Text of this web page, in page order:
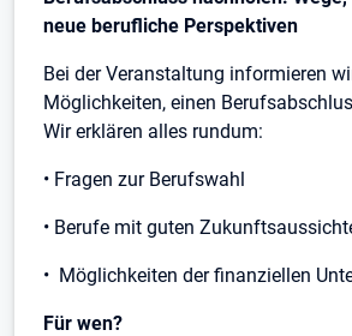
neue berufliche Perspektiven
Bei der Veranstaltung informieren
Möglichkeiten, einen
Wir erklären alles rundum:
• Fragen zur Berufswahl
• Berufe mit guten
• Möglichkeiten der finanziellen
Für wen?